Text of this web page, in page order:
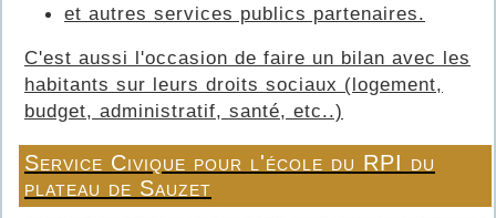
et autres services publics partenaires.
C'est aussi l'occasion de faire un bilan avec les
habitants sur leurs droits sociaux (logement,
budget, administratif, santé, etc..)
Service Civique pour l'école du RPI du
plateau de Sauzet